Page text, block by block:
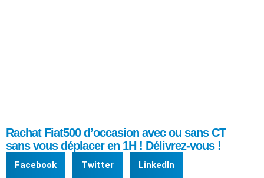
Rachat Fiat500 d’occasion avec ou sans CT
sans vous déplacer en 1H ! Délivrez-vous !
Facebook Twitter LinkedIn